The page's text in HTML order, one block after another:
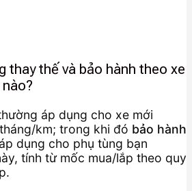
thay thế và bảo hành theo xe
áp dụng cho xe mới
km; trong khi đó bảo hành
dụng cho phụ tùng bạn
tính từ mốc mua/lắp theo quy